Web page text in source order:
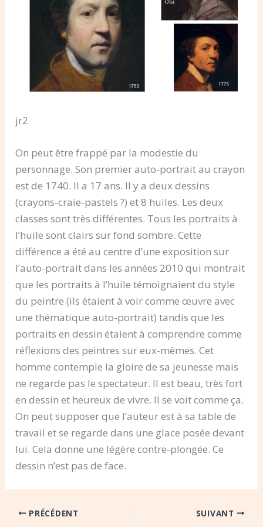
jr2
On peut être frappé par la modestie du
personnage. Son premier auto-portrait au crayon
est de 1740. Il a 17 ans. Il y a deux dessins
(crayons-craie-pastels ?) et 8 huiles. Les deux
classes sont très différentes. Tous les portraits à
l’huile sont clairs sur fond sombre. Cette
différence a été au centre d’une exposition sur
l’auto-portrait dans les années 2010 qui montrait
que les portraits à l’huile témoignaient du style
du peintre (ils étaient à voir comme œuvre avec
une thématique auto-portrait) tandis que les
portraits en dessin étaient à comprendre comme
réflexions des peintres sur eux-mêmes. Cet
homme contemple la gloire de sa jeunesse mais
ne regarde pas le spectateur. Il est beau, très fort
en dessin et heureux de vivre. Il se voit comme ça.
On peut supposer que l’auteur est à sa table de
travail et se regarde dans une glace posée devant
lui. Cela donne une légère contre-plongée. Ce
dessin n’est pas de face.
PRÉCÉDENT SUIVANT